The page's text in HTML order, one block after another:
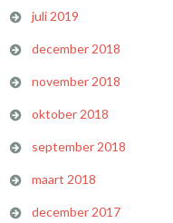
juli 2019
december 2018
november 2018
oktober 2018
september 2018
maart 2018
december 2017